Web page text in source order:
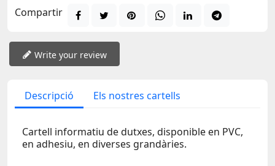
Compartir
Write your review
Descripció Els nostres cartells
Cartell informatiu de dutxes, disponible en PVC,
en adhesiu, en diverses grandàries.